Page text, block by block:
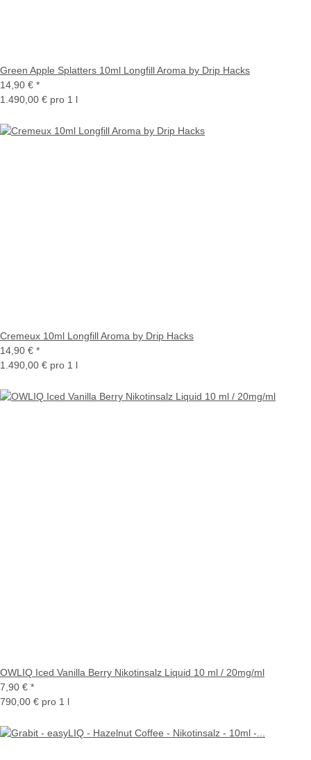
Green Apple Splatters 10ml Longfill Aroma by Drip Hacks
14,90 € *
1.490,00 € pro 1 l
Cremeux 10ml Longfill Aroma by Drip Hacks
14,90 € *
1.490,00 € pro 1 l
OWLIQ Iced Vanilla Berry Nikotinsalz Liquid 10 ml / 20mg/ml
7,90 € *
790,00 € pro 1 l